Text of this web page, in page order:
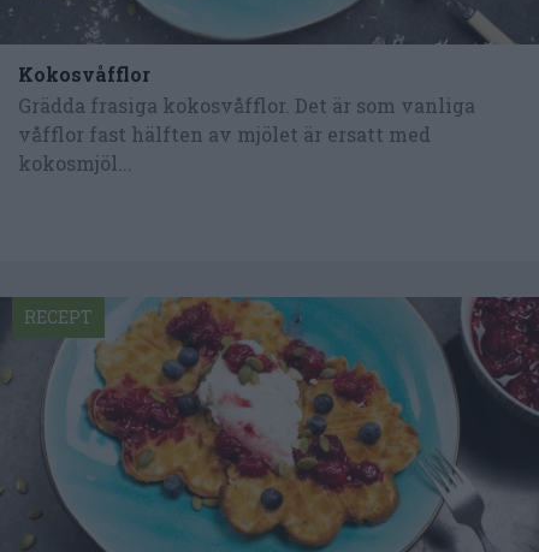
Kokosvåfflor
Grädda frasiga kokosvåfflor. Det är som vanliga
våfflor fast hälften av mjölet är ersatt med
kokosmjöl...
RECEPT